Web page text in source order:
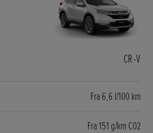
CR-V
Fra 6,6 l/100 km
Fra 151 g/km CO2